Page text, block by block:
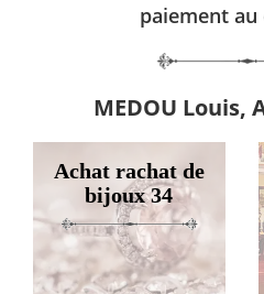
paiement
MEDOU Louis,
Achat rachat de
bijoux 34